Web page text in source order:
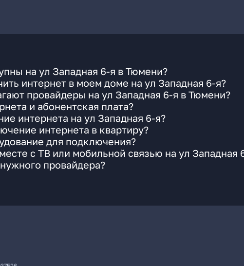
на ул Западная 6-я в Тюмени?
интернет в моем доме на ул Западная 6-я?
провайдеры на ул Западная 6-я в Тюмени?
и абонентская плата?
интернета на ул Западная 6-я?
интернета в квартиру?
для подключения?
с ТВ или мобильной связью на ул Западная
провайдера?